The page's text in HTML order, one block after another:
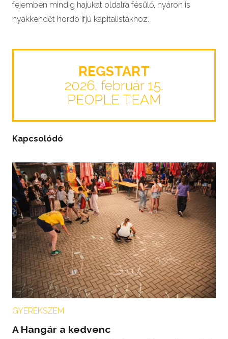
fejemben mindig hajukat oldalra fésülő, nyáron is
nyakkendőt hordó ifjú kapitalistákhoz.
REGSTART
2026. február 15.
PEOPLE TEAM
Kapcsolódó
GYEREKSZEM
A Hangár a kedvenc